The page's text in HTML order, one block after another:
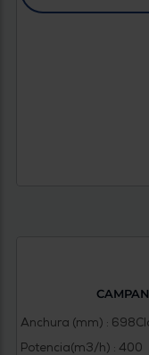
Anchura (mm) : 698
Potencia(m3/h) : 400